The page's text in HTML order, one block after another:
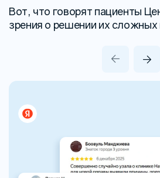
Вот, что говорят пациенты
зрения о решении их